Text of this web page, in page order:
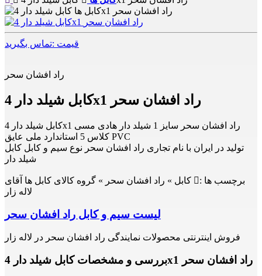
قیمت :تماس بگیرید
راد افشان سحر
کابل شیلد دار 4x1 راد افشان سحر
کابل شیلد دار 4x1 راد افشان سحر سایز 1 شیلد دار هادی مسی
کلاس 5 استاندارد ملی عایق PVC
تولید در ایران با نام تجاری راد افشان سحر نوع سیم و کابل کابل
شیلد دار
برچسب ها :
کابل » راد افشان سحر » گروه کالای کابل ها آقای
لاله زار
لیست سیم و کابل راد افشان سحر
فروش اینترنتی محصولات نمایندگی راد افشان سحر در لاله زار
بررسی و مشخصات کابل شیلد دار 4x1 راد افشان سحر